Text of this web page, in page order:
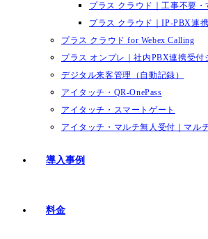
プラス クラウド｜工事不要
プラス クラウド｜IP-PBX連
プラス クラウド for Webex Calling
プラス オンプレ｜社内PBX連携受付
デジタル来客管理（自動記録）
アイタッチ・QR-OnePass
アイタッチ・スマートゲート
アイタッチ・マルチ無人受付｜マル
導入事例
料金